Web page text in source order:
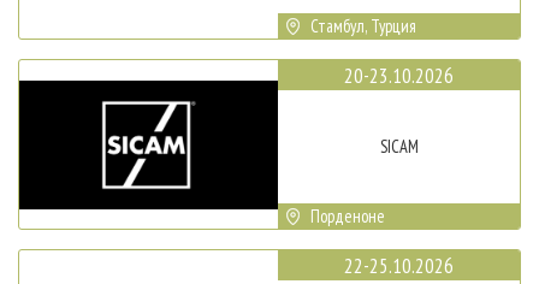
Стамбул, Турция
20-23.10.2026
SICAM
Порденоне
22-25.10.2026